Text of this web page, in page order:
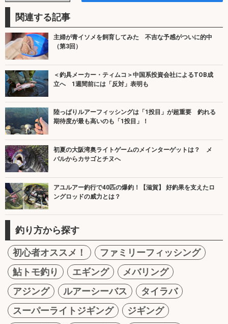
関連する記事
主婦が青イソメを飼育してみた 不吉な予感がついに的中
（第3回）
＜釣具メーカー・ティムコ＞中国系投資会社によるTOB成
立へ 1週間前には「反対」表明も
陸っぱりルアーフィッシングは「1投目」が超重要 釣れる
期待度が最も高いのも「1投目」！
初夏の大阪湾奥ライトゲームのメインターゲットは？ メ
バルからカサゴとチヌへ
アユルアー釣行で40匹の爆釣！【滋賀】 好釣果を支えたロ
ングロッドの威力とは？
釣り方から探す
初心者オススメ！
ファミリーフィッシング
鮎トモ釣り
エギング
メバリング
アジング
ルアーシーバス
タイラバ
スーパーライトジギング
ジギング